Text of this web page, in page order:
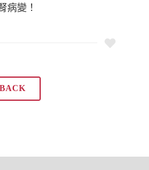
病變！
BACK